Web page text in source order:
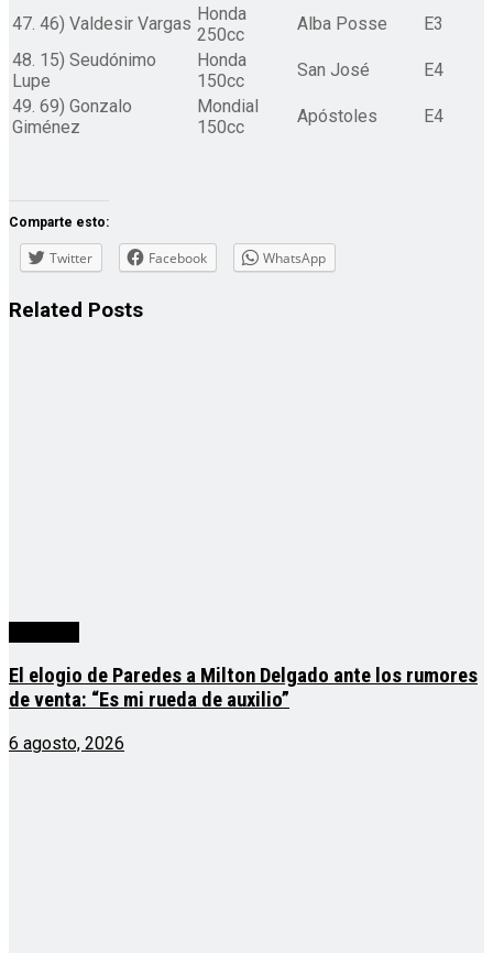
47. 46) Valdesir Vargas Honda
250cc
Alba Posse
E3
48. 15) Seudónimo
Lupe
Honda
150cc
San José
E4
49. 69) Gonzalo
Giménez
Mondial
150cc
Apóstoles E4
Comparte esto:
Twitter Facebook WhatsApp
Related Posts
El elogio de Paredes a Milton Delgado ante los rumores
de venta: “Es mi rueda de auxilio”
6 agosto, 2026